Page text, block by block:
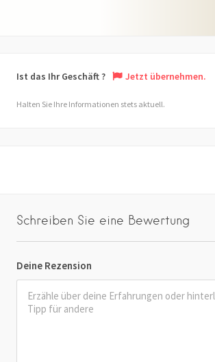
Ist das Ihr Geschäft ? Jetzt übernehmen.
Halten Sie Ihre Informationen stets aktuell.
Schreiben Sie eine Bewertung
Deine Rezension